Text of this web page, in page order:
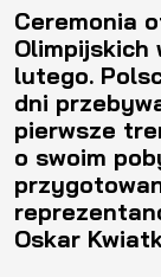
Ceremonia
Olimpijskich
lutego.
dni
pierwsze
o swoim
Oskar